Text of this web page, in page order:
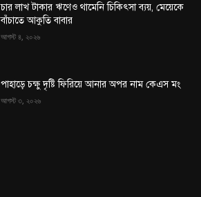
চার লাখ টাকার ঋণেও থামেনি চিকিৎসা ব্যয়, মেয়েকে
বাঁচাতে আকুতি বাবার
আগস্ট ৪, ২০২৬
পাহাড়ে চক্ষু দৃষ্টি ফিরিয়ে আনার অপর নাম কেএস মং
আগস্ট ৩, ২০২৬